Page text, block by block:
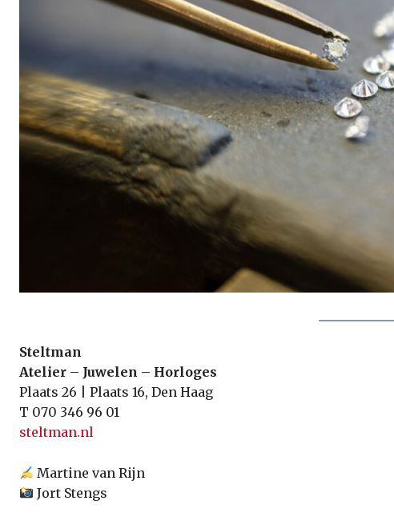
Steltman
Atelier – Juwelen – Horloges
Plaats 26 | Plaats 16, Den Haag
T 070 346 96 01
steltman.nl
Martine van Rijn
Jort Stengs